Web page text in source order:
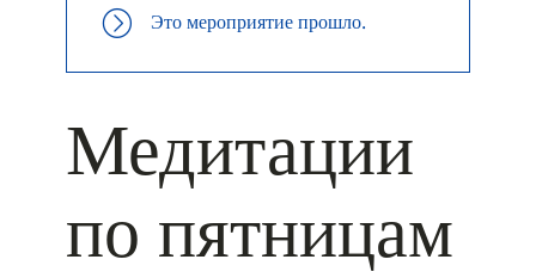
Это мероприятие прошло.
Медитации
по пятницам